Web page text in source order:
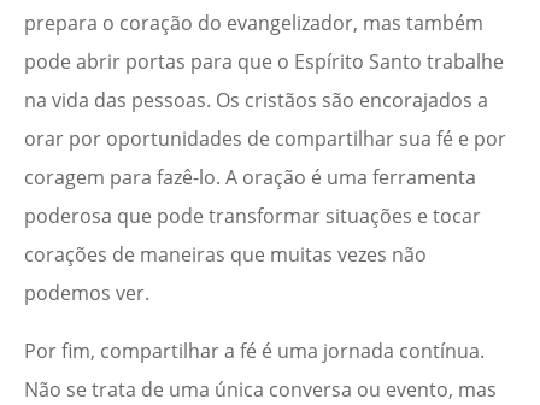
prepara o coração do evangelizador, mas também
pode abrir portas para que o Espírito Santo trabalhe
na vida das pessoas. Os cristãos são encorajados a
orar por oportunidades de compartilhar sua fé e por
coragem para fazê-lo. A oração é uma ferramenta
poderosa que pode transformar situações e tocar
corações de maneiras que muitas vezes não
podemos ver.
Por fim, compartilhar a fé é uma jornada contínua.
Não se trata de uma única conversa ou evento, mas